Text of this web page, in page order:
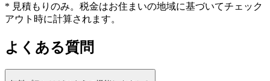
* 見積もりのみ。税金はお住まいの地域に基づいてチェック
アウト時に計算されます。
よくある質問